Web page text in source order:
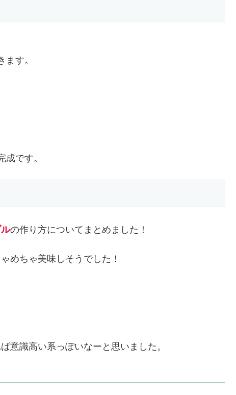
す。
です。
の作り方についてまとめました！
めちゃ美味しそうでした！
意識高い系っぽいなーと思いました。